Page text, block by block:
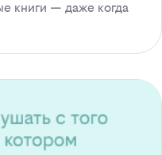
книги — даже когда